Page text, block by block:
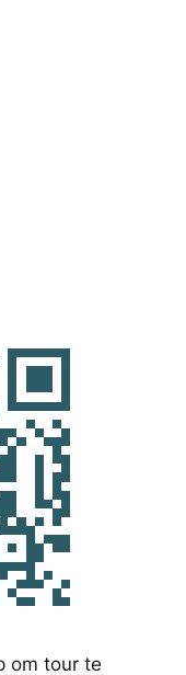
om tour te